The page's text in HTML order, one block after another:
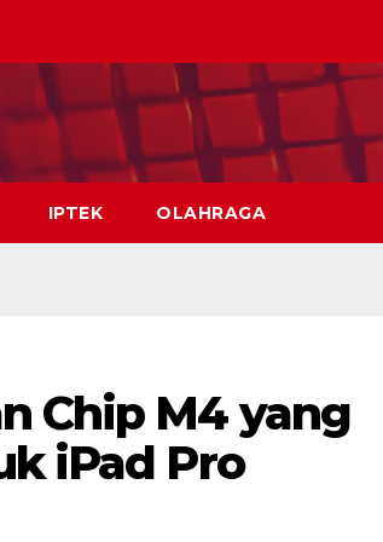
IPTEK OLAHRAGA
Chip M4 yang
iPad Pro